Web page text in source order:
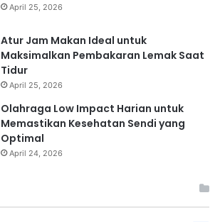
April 25, 2026
Atur Jam Makan Ideal untuk
Maksimalkan Pembakaran Lemak Saat
Tidur
April 25, 2026
Olahraga Low Impact Harian untuk
Memastikan Kesehatan Sendi yang
Optimal
April 24, 2026